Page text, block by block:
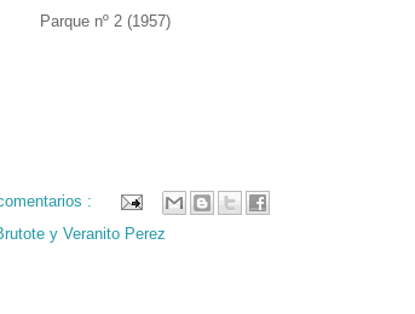
Parque nº 2 (1957)
:
y Veranito Perez